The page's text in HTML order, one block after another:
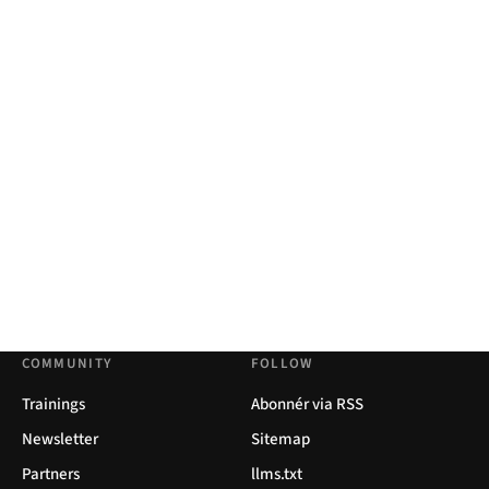
COMMUNITY
Trainings
Newsletter
Partners
FOLLOW
Abonnér via RSS
Sitemap
llms.txt